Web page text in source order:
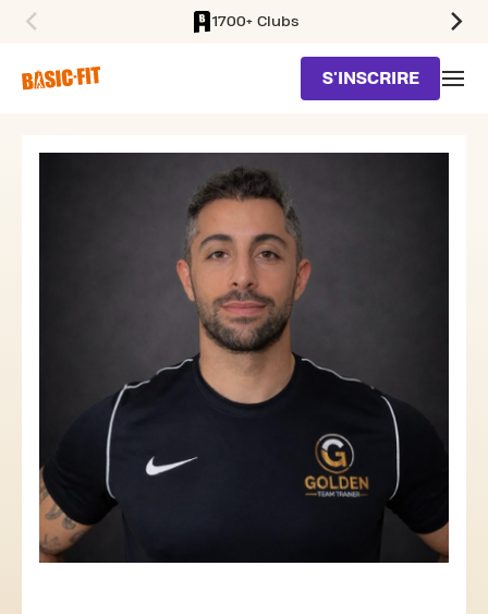
1700+ Clubs
S'INSCRIRE